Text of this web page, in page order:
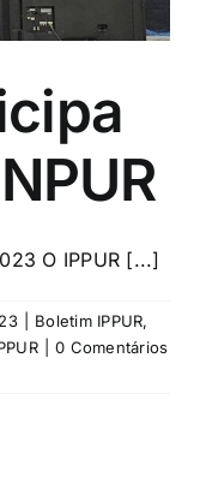
O IPPUR [...]
Boletim IPPUR,
0 Comentários